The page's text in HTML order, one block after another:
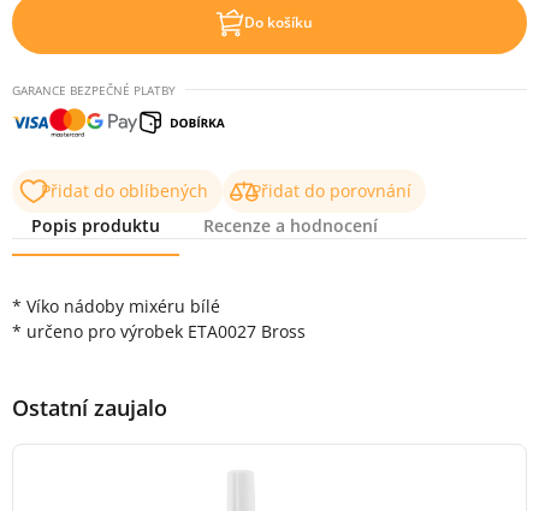
Do košíku
GARANCE BEZPEČNÉ PLATBY
Přidat do oblíbených
Přidat do porovnání
Popis produktu
Recenze a hodnocení
* Víko nádoby mixéru bílé
* určeno pro výrobek ETA0027 Bross
Ostatní zaujalo